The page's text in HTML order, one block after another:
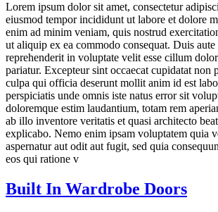
Lorem ipsum dolor sit amet, consectetur
eiusmod tempor incididunt ut labore et dolore
enim ad minim veniam, quis nostrud
ut aliquip ex ea commodo consequat. Duis
reprehenderit in voluptate velit esse cillum
pariatur. Excepteur sint occaecat cupidatat non
culpa qui officia deserunt mollit anim id est
perspiciatis unde omnis iste natus error sit
doloremque estim laudantium, totam rem
ab illo inventore veritatis et quasi architecto
explicabo. Nemo enim ipsam voluptatem quia
aspernatur aut odit aut fugit, sed quia
eos qui ratione v
Built In Wardrobe Doors